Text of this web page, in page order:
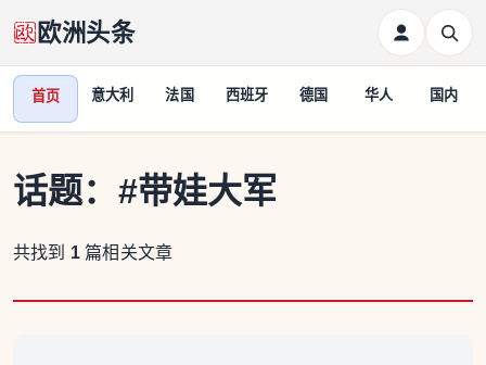
欧洲头条
首页 意大利 法国 西班牙 德国 华人 国内
话题： #带娃大军
共找到 1 篇相关文章